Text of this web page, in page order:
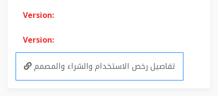
Version:
Version:
تفاصيل رخص الاستخدام والشراء والمصمم